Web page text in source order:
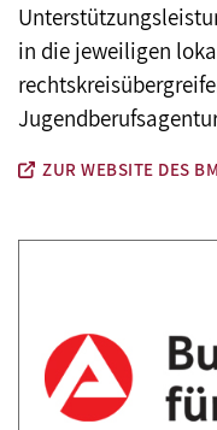
in die jeweiligen
ZUR WEBSITE DES